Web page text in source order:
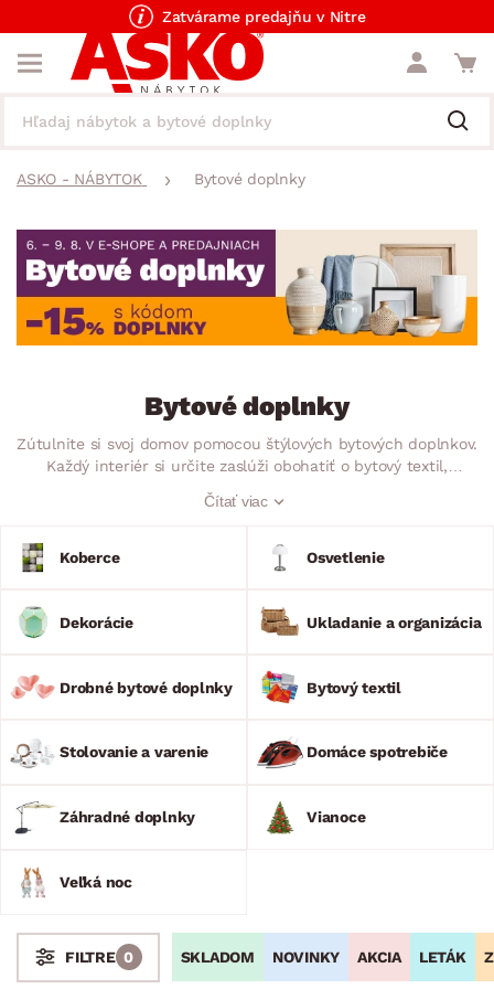
Zatvárame predajňu v Nitre
ASKO - NÁBYTOK Bytové doplnky
Bytové doplnky
Zútulnite si svoj domov pomocou štýlových bytových doplnkov.
Každý interiér si určite zaslúži obohatiť o bytový textil,
Kuchynské doplnky na stolovanie, varenie a kúpeľňové
Vhodnému utriedeniu vecí pomôžu praktické organizátori a
stojany.
Čítať viac
Koberce Osvetlenie
Dekorácie Ukladanie a organizácia
Drobné bytové doplnky Bytový textil
Stolovanie a varenie Domáce spotrebiče
Záhradné doplnky Vianoce
Veľká noc
SKLADOM NOVINKY AKCIA LETÁK
FILTRE 0